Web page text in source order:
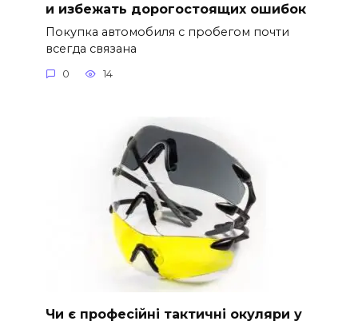
и избежать дорогостоящих ошибок
Покупка автомобиля с пробегом почти
всегда связана
0 14
Чи є професійні тактичні окуляри у